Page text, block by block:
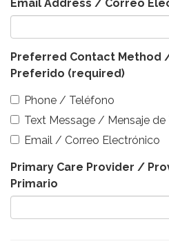
Email Address / Correo
Preferred Contact Method
Preferido (required)
Phone / Teléfono
Text Message / Mensaje de
Email / Correo Electrónico
Primary Care Provider /
Primario